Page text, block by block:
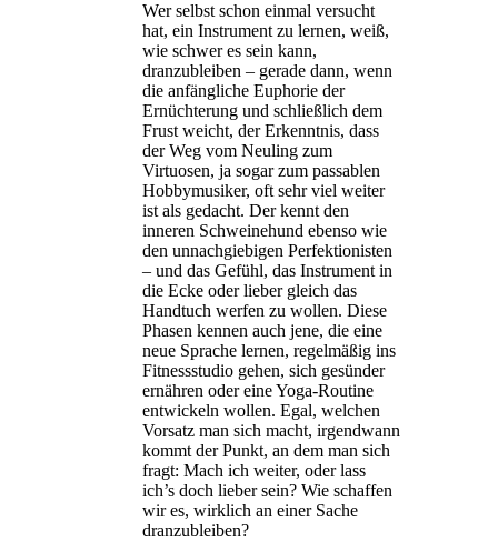
Wer selbst schon einmal versucht
hat, ein Instrument zu lernen, weiß,
wie schwer es sein kann,
dranzubleiben – gerade dann, wenn
die anfängliche Euphorie der
Ernüchterung und schließlich dem
Frust weicht, der Erkenntnis, dass
der Weg vom Neuling zum
Virtuosen, ja sogar zum passablen
Hobbymusiker, oft sehr viel weiter
ist als gedacht. Der kennt den
inneren Schweinehund ebenso wie
den unnachgiebigen Perfektionisten
– und das Gefühl, das Instrument in
die Ecke oder lieber gleich das
Handtuch werfen zu wollen. Diese
Phasen kennen auch jene, die eine
neue Sprache lernen, regelmäßig ins
Fitnessstudio gehen, sich gesünder
ernähren oder eine Yoga-Routine
entwickeln wollen. Egal, welchen
Vorsatz man sich macht, irgendwann
kommt der Punkt, an dem man sich
fragt: Mach ich weiter, oder lass
ich’s doch lieber sein? Wie schaffen
wir es, wirklich an einer Sache
dranzubleiben?